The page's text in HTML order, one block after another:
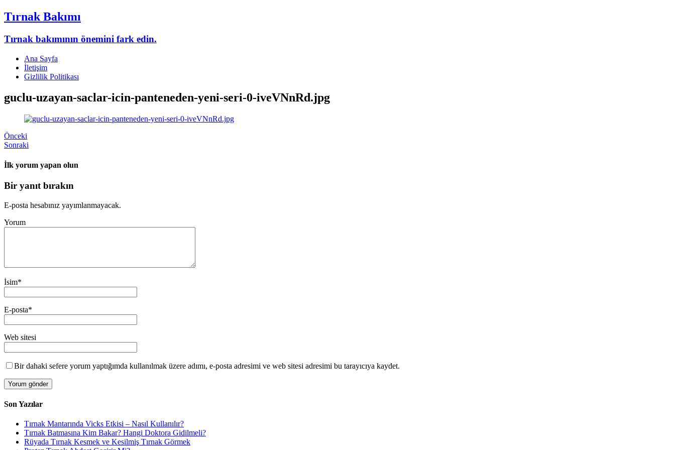
Tırnak Bakımı
Tırnak bakımının önemini fark edin.
Ana Sayfa
İletişim
Gizlilik Politikası
guclu-uzayan-saclar-icin-panteneden-yeni-seri-0-iveVNnRd.jpg
Önceki
Sonraki
İlk yorum yapan olun
Bir yanıt bırakın
E-posta hesabınız yayımlanmayacak.
Yorum
İsim*
E-posta*
Web sitesi
Bir dahaki sefere yorum yaptığımda kullanılmak üzere adımı, e-posta adresimi ve web sitesi adresimi bu tarayıcıya kaydet.
Son Yazılar
Tırnak Mantarında Vicks Etkisi – Nasıl Kullanılır?
Tırnak Batmasına Kim Bakar? Hangi Doktora Gidilmeli?
Rüyada Tırnak Kesmek ve Kesilmiş Tırnak Görmek